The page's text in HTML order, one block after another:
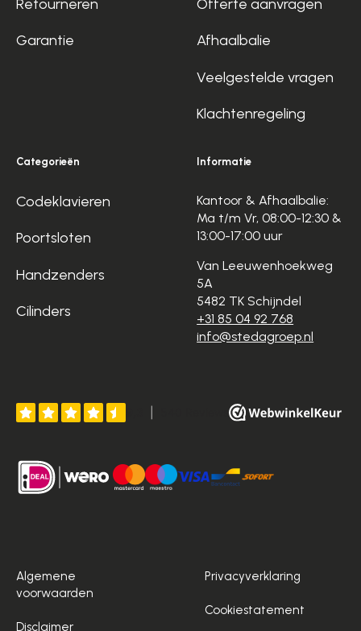
Retourneren
Garantie
Offerte aanvragen
Afhaalbalie
Veelgestelde vragen
Klachtenregeling
Categorieën
Codeklavieren
Poortsloten
Handzenders
Cilinders
Informatie
Kantoor & Afhaalbalie:
Ma t/m Vr, 08:00-12:30 &
13:00-17:00 uur
Van Leeuwenhoekweg
5A
5482 TK Schijndel
+31 85 04 92 768
info@stedagroep.nl
Algemene
voorwaarden
Disclaimer
Privacyverklaring
Cookiestatement